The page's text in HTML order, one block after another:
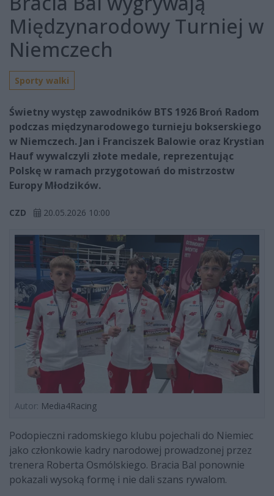
Międzynarodowy Turniej w
Niemczech
Sporty walki
Świetny występ zawodników BTS 1926 Broń Radom
podczas międzynarodowego turnieju bokserskiego
w Niemczech. Jan i Franciszek Balowie oraz Krystian
Hauf wywalczyli złote medale, reprezentując
Polskę w ramach przygotowań do mistrzostw
Europy Młodzików.
CZD 20.05.2026 10:00
Autor: Media4Racing
Podopieczni radomskiego klubu pojechali do Niemiec
jako członkowie kadry narodowej prowadzonej przez
trenera Roberta Osmólskiego. Bracia Bal ponownie
pokazali wysoką formę i nie dali szans rywalom.